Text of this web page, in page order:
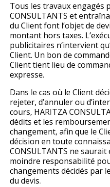
Tous les travaux engagés
CONSULTANTS et
du Client font l’objet de
montant hors taxes.
publicitaires n’intervient
Client. Un bon de
Client tient lieu de
expresse.
Dans le cas où le Client
rejeter, d’annuler ou
cours, HARITZA
dédits et les
changement, afin que le
décision en toute
CONSULTANTS ne
moindre responsabilité
changements décidés par
du devis.